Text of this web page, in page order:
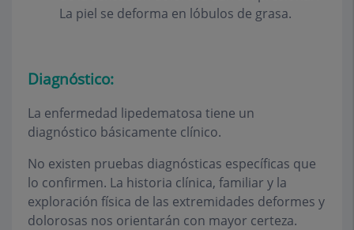
La piel se deforma en lóbulos de grasa.
Diagnóstico:
La enfermedad lipedematosa tiene un
diagnóstico básicamente clínico.
No existen pruebas diagnósticas específicas que
lo confirmen. La historia clínica, familiar y la
exploración física de las extremidades deformes y
dolorosas nos orientarán con mayor certeza.